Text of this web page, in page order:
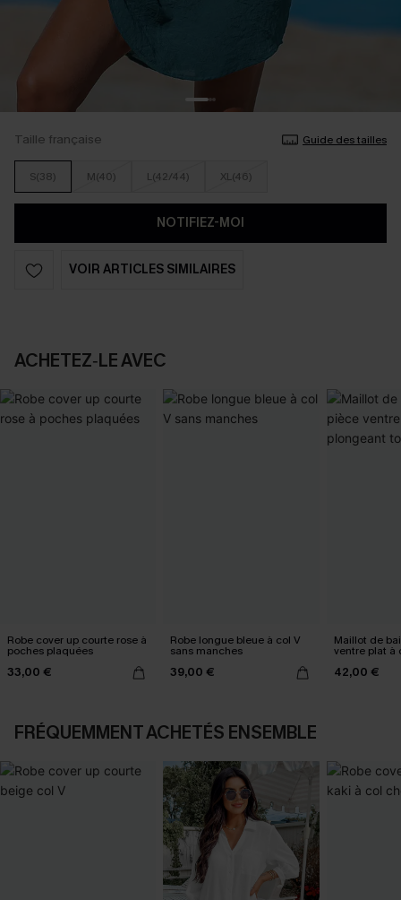
Taille française Guide des tailles
S(38) M(40) L(42/44) XL(46)
NOTIFIEZ-MOI
VOIR ARTICLES SIMILAIRES
ACHETEZ‑LE AVEC
Robe cover up courte rose à
poches plaquées
33,00 €
Robe longue bleue à col V
sans manches
39,00 €
Maillot de
ventre plat à
tour de cou
42,00 €
FRÉQUEMMENT ACHETÉS ENSEMBLE